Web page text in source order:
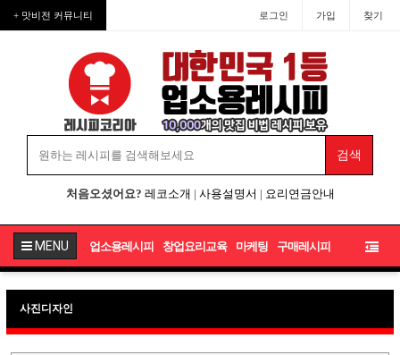
+ 맛비전 커뮤니티 로그인 가입 찾기
처음오셨어요? 레코소개 | 사용설명서 | 요리연금안내
MENU 업소용레시피 창업요리교육 마케팅 구매레시피
사진디자인